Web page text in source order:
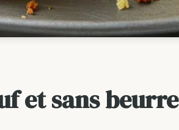
et sans beurre